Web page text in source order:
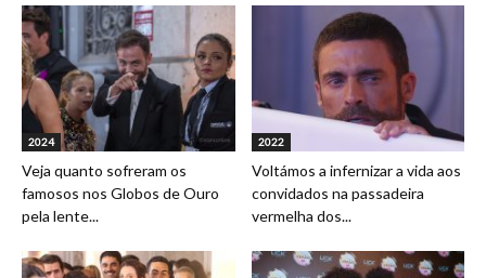
2024
Veja quanto sofreram os
famosos nos Globos de Ouro
pela lente...
2022
Voltámos a infernizar a vida aos
convidados na passadeira
vermelha dos...